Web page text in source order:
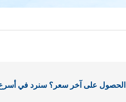
الحصول على آخر سعر؟ سنرد في أسرع